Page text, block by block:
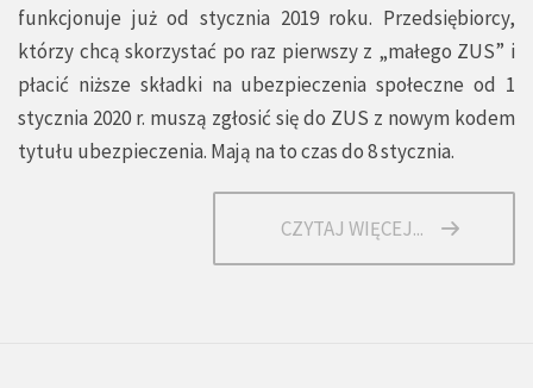
funkcjonuje już od stycznia 2019 roku. Przedsiębiorcy,
którzy chcą skorzystać po raz pierwszy z „małego ZUS” i
płacić niższe składki na ubezpieczenia społeczne od 1
stycznia 2020 r. muszą zgłosić się do ZUS z nowym kodem
tytułu ubezpieczenia. Mają na to czas do 8 stycznia.
CZYTAJ WIĘCEJ...